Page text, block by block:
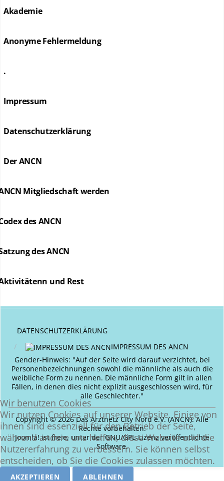
Akademie
Anonyme Fehlermeldung
.
Impressum
Datenschutzerklärung
Der ANCN
Mitgliedschaft werden
des ANCN
des ANCN
und Rest
DATENSCHUTZERKLÄRUNG
IMPRESSUM DES ANCN
Gender-Hinweis: "Auf der Seite wird darauf verzichtet, bei
Personenbezeichnungen sowohl die männliche als auch die
weibliche Form zu nennen. Die männliche Form gilt in allen
Fällen, in denen dies nicht explizit ausgeschlossen wird, für
alle Geschlechter."
Copyright © 2026 Das Arztnetz City Nord e.V. (ANCN). Alle
Rechte vorbehalten.
Joomla!ist freie, unter derGNU/GPL-Lizenzveröffentlichte
Software.
Wir benutzen Cookies
Wir nutzen Cookies auf unserer Website. Einige von
ihnen sind essenziell für den Betrieb der Seite,
während andere uns helfen, diese Website und die
Nutzererfahrung zu verbessern. Sie können selbst
entscheiden, ob Sie die Cookies zulassen möchten.
AKZEPTIEREN ABLEHNEN